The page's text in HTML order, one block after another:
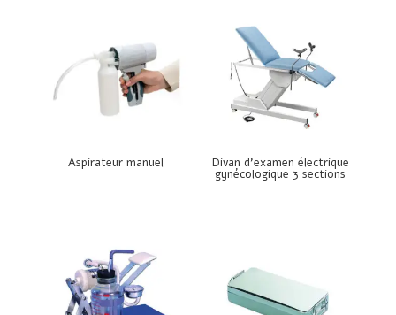
Aspirateur manuel Divan d’examen électrique
gynécologique 3 sections